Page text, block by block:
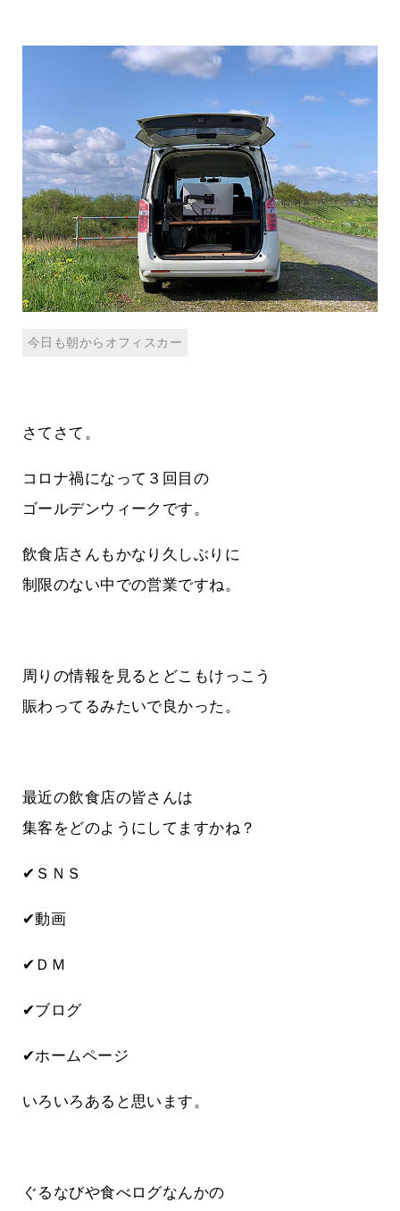
今日も朝からオフィスカー
さてさて。
コロナ禍になって３回目の
ゴールデンウィークです。
飲食店さんもかなり久しぶりに
制限のない中での営業ですね。
周りの情報を見るとどこもけっこう
賑わってるみたいで良かった。
最近の飲食店の皆さんは
集客をどのようにしてますかね？
✔ＳＮＳ
✔動画
✔ＤＭ
✔ブログ
✔ホームページ
いろいろあると思います。
ぐるなびや食べログなんかの